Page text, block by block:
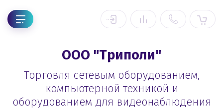
ООО "Триполи"
Торговля сетевым оборудованием,
компьютерной техникой и
оборудованием для видеонаблюдения